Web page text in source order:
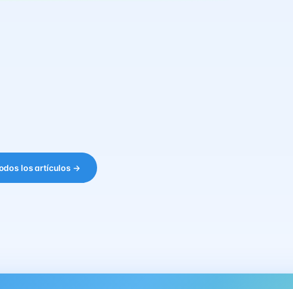
los artículos →